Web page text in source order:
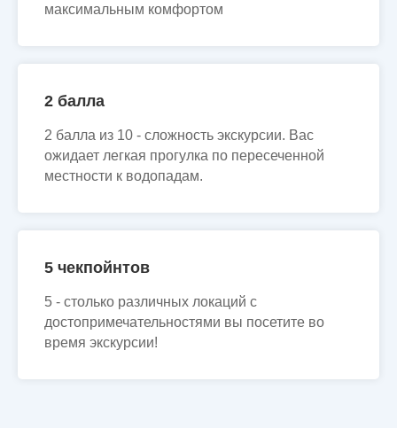
максимальным комфортом
2 балла
2 балла из 10 - сложность экскурсии. Вас
ожидает легкая прогулка по пересеченной
местности к водопадам.
5 чекпойнтов
5 - столько различных локаций с
достопримечательностями вы посетите во
время экскурсии!